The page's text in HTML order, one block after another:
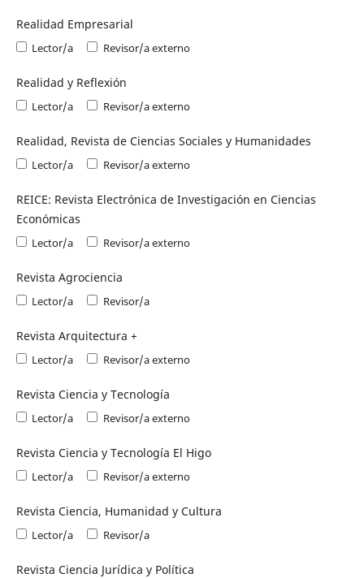
Realidad Empresarial
Lector/a Revisor/a externo
Realidad y Reflexión
Lector/a Revisor/a externo
Realidad, Revista de Ciencias Sociales y Humanidades
Lector/a Revisor/a externo
REICE: Revista Electrónica de Investigación en Ciencias
Económicas
Lector/a Revisor/a externo
Revista Agrociencia
Lector/a Revisor/a
Revista Arquitectura +
Lector/a Revisor/a externo
Revista Ciencia y Tecnología
Lector/a Revisor/a externo
Revista Ciencia y Tecnología El Higo
Lector/a Revisor/a externo
Revista Ciencia, Humanidad y Cultura
Lector/a Revisor/a
Revista Ciencia Jurídica y Política